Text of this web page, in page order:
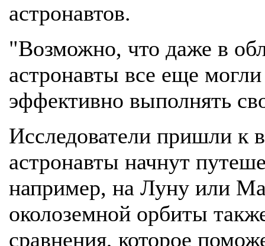
астронавтов.
"Возможно, что даже в
астронавты все еще
эффективно выполнять
Исследователи пришли к
астронавты начнут
например, на Луну или
околоземной орбиты
сравнения, которое